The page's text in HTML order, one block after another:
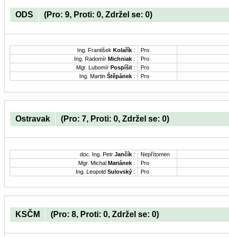
ODS (Pro: 9, Proti: 0, Zdržel se: 0)
Ing. František Kolařík :
Pro
Ing. Radomír Michniak :
Pro
Mgr. Lubomír Pospíšil :
Pro
Ing. Martin Štěpánek : Pro
Ostravak (Pro: 7, Proti: 0, Zdržel se: 0)
doc. Ing. Petr Jančík :
Nepřítomen
Mgr. Michal Mariánek :
Pro
Ing. Leopold Sulovský : Pro
KSČM (Pro: 8, Proti: 0, Zdržel se: 0)